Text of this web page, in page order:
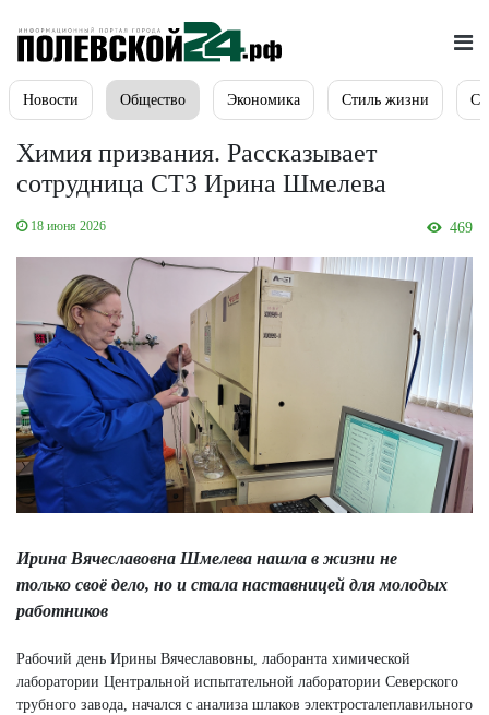
Новости Общество Экономика Стиль жизни
Химия призвания. Рассказывает
сотрудница СТЗ Ирина Шмелева
18 июня 2026 469
Ирина Вячеславовна Шмелева нашла в жизни не
только своё дело, но и стала наставницей для молодых
работников
Рабочий день Ирины Вячеславовны, лаборанта химической
лаборатории Центральной испытательной лаборатории Северского
трубного завода, начался с анализа шлаков электросталеплавильного